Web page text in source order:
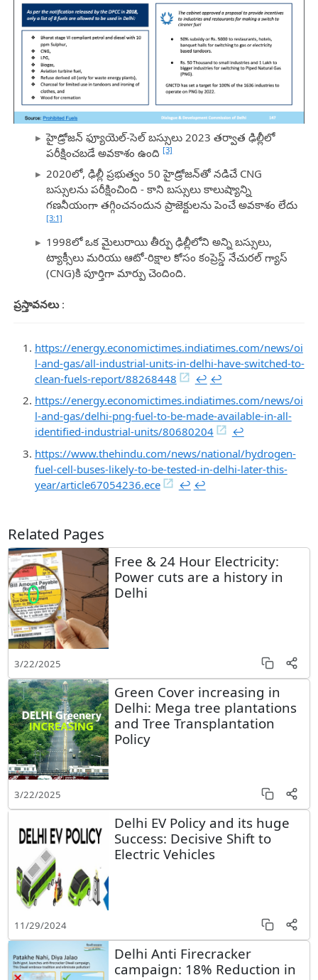
హైడ్రోజన్ ఫ్యూయెల్-సెల్ బస్సులు 2023 తర్వాత ఢిల్లీలో
పరీక్షించబడే అవకాశం ఉంది [3]
2020లో, ఢిల్లీ ప్రభుత్వం 50 హైడ్రోజన్‌తో నడిచే CNG
బస్సులను పరీక్షించింది - కాని బస్సులు కాలుష్యాన్ని
గణనీయంగా తగ్గించనందున ప్రాజెక్టులను పెంచే అవకాశం లేదు
[3:1]
1998లో ఒక మైలురాయి తీర్పు ఢిల్లీలోని అన్ని బస్సులు,
ట్యాక్సీలు మరియు ఆటో-రిక్షాల కోసం కంప్రెస్డ్ నేచురల్ గ్యాస్
(CNG)కి పూర్తిగా మార్పు చెందింది.
ప్రస్తావనలు:
https://energy.economictimes.indiatimes.com/news/oi
l-and-gas/all-industrial-units-in-delhi-have-switched-to-
clean-fuels-report/88268448
↩︎ ↩︎
https://energy.economictimes.indiatimes.com/news/oi
l-and-gas/delhi-png-fuel-to-be-made-available-in-all-
identified-industrial-units/80680204
↩︎
https://www.thehindu.com/news/national/hydrogen-
fuel-cell-buses-likely-to-be-tested-in-delhi-later-this-
year/article67054236.ece
↩︎ ↩︎
Related Pages
Free & 24 Hour Electricity:
Power cuts are a history in
Delhi
3/22/2025
Green Cover increasing in
Delhi: Mega tree plantations
and Tree Transplantation
Policy
3/22/2025
Delhi EV Policy and its huge
Success: Decisive Shift to
Electric Vehicles
11/29/2024
Delhi Anti Firecracker
campaign: 18% Reduction in